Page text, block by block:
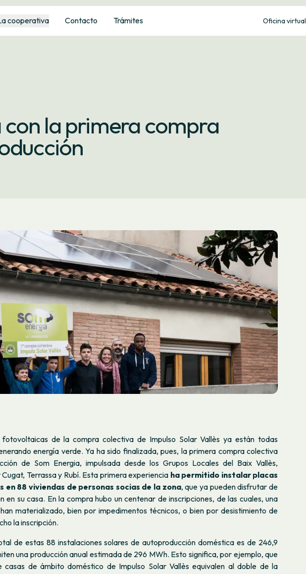
cooperativa Contacto Trámites Oficina virtual
la primera compra
fotovoltaicas de la compra colectiva de Impulso Solar Vallès ya están todas
energía verde. Ya ha sido finalizada, pues, la primera compra colectiva
de Som Energia, impulsada desde los Grupos Locales del Baix Vallès,
Terrassa y Rubí. Esta primera experiencia ha permitido instalar placas
88 viviendas de personas socias de la zona, que ya pueden disfrutar de
en su casa. En la compra hubo un centenar de inscripciones, de las cuales, una
materializado, bien por impedimentos técnicos, o bien por desistimiento de
la inscripción.
de estas 88 instalaciones solares de autoproducción doméstica es de 246,9
una producción anual estimada de 296 MWh. Esto significa, por ejemplo, que
casas de ámbito doméstico de Impulso Solar Vallès equivalen al doble de la